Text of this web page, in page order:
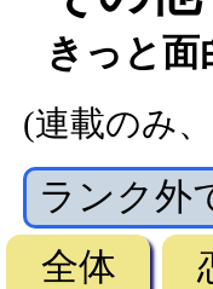
きっと
(連載のみ
ランク外
全体